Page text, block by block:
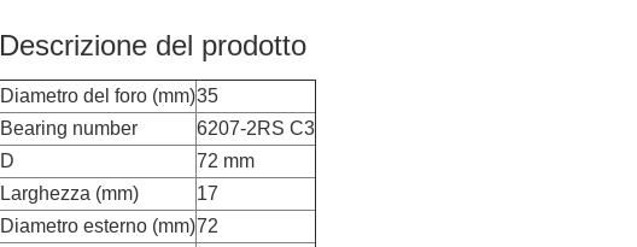
Descrizione del prodotto
Diametro del foro (mm)35
Bearing number
6207-2RS C3
D
72 mm
Larghezza (mm)
17
Diametro esterno (mm)72